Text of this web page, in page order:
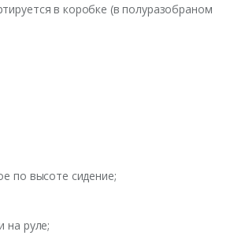
в коробке (в полуразобраном
по высоте сидение;
на руле;